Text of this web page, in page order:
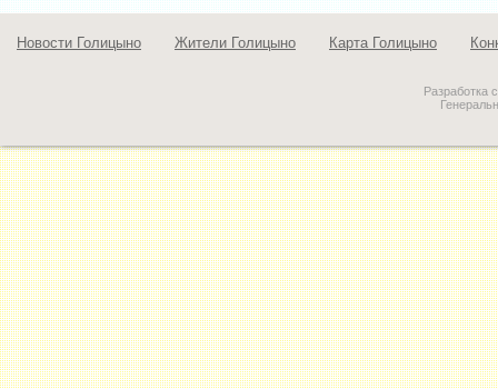
Новости Голицыно Жители Голицыно Карта Голицыно
Разработка